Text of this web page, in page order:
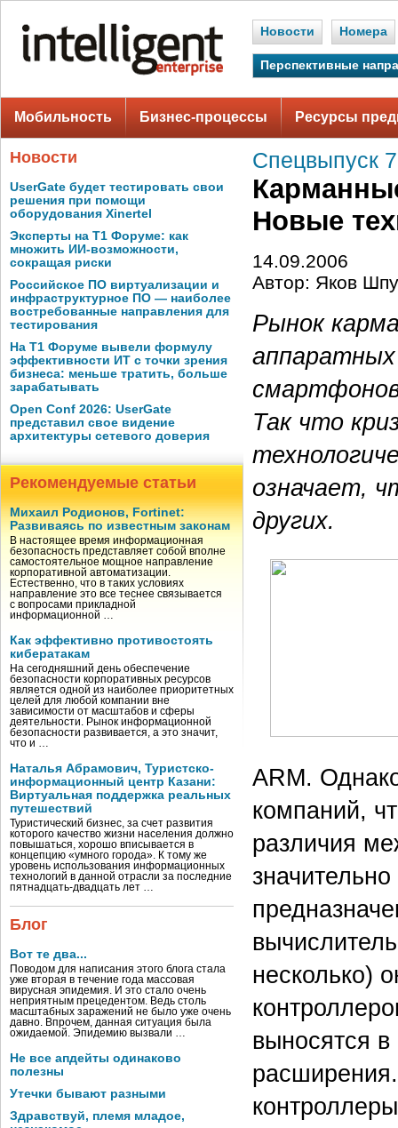
Новости Номера
Перспективные
Мобильность Бизнес-процессы Ресурсы
Новости
UserGate будет тестировать свои
решения при помощи
оборудования Xinertel
Эксперты на Т1 Форуме: как
множить ИИ-возможности,
сокращая риски
Российское ПО виртуализации и
инфраструктурное ПО — наиболее
востребованные направления для
тестирования
На Т1 Форуме вывели формулу
эффективности ИТ с точки зрения
бизнеса: меньше тратить, больше
зарабатывать
Open Conf 2026: UserGate
представил свое видение
архитектуры сетевого доверия
Рекомендуемые статьи
Михаил Родионов, Fortinet:
Развиваясь по известным законам
В настоящее время информационная
безопасность представляет собой вполне
самостоятельное мощное направление
корпоративной автоматизации.
Естественно, что в таких условиях
направление это все теснее связывается
с вопросами прикладной
информационной …
Как эффективно противостоять
кибератакам
На сегодняшний день обеспечение
безопасности корпоративных ресурсов
является одной из наиболее приоритетных
целей для любой компании вне
зависимости от масштабов и сферы
деятельности. Рынок информационной
безопасности развивается, а это значит,
что и …
Наталья Абрамович, Туристско-
информационный центр Казани:
Виртуальная поддержка реальных
путешествий
Туристический бизнес, за счет развития
которого качество жизни населения должно
повышаться, хорошо вписывается в
концепцию «умного города». К тому же
уровень использования информационных
технологий в данной отрасли за последние
пятнадцать-двадцать лет …
Блог
Вот те два...
Поводом для написания этого блога стала
уже вторая в течение года массовая
вирусная эпидемия. И это стало очень
неприятным прецедентом. Ведь столь
масштабных заражений не было уже очень
давно. Впрочем, данная ситуация была
ожидаемой. Эпидемию вызвали …
Не все апдейты одинаково
полезны
Утечки бывают разными
Здравствуй, племя младое,
Спецвыпуск
Новые
14.09.2006
Автор: Яков
Рынок
Так что
означает,
других.
ARM.
компаний,
различия
несколько)
выносятся